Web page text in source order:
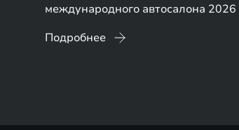
международного автосалона 2026
Подробнее